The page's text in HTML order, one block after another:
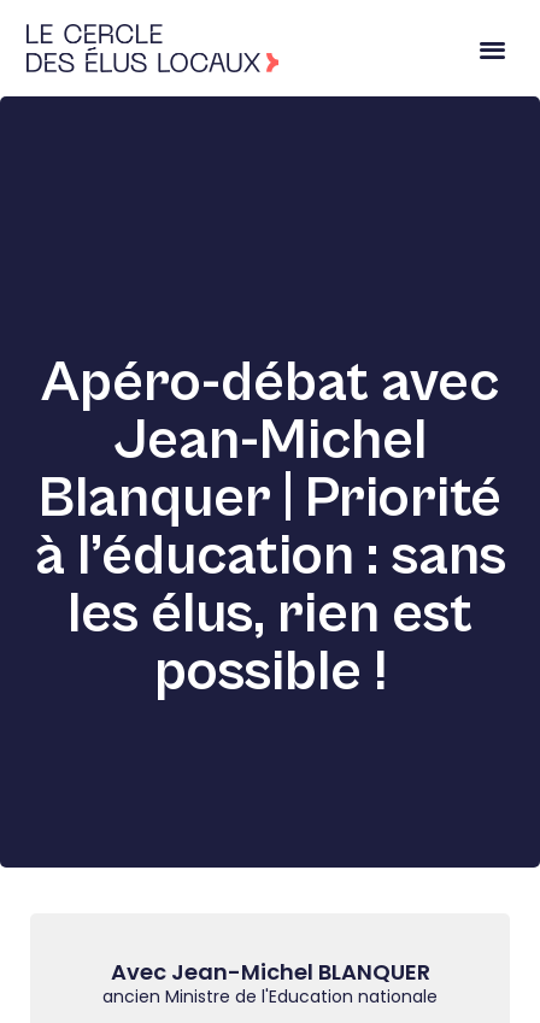
Apéro-débat avec
Jean-Michel
Blanquer | Priorité
à l’éducation : sans
les élus, rien est
possible !
Avec Jean-Michel BLANQUER
ancien Ministre de l'Education nationale